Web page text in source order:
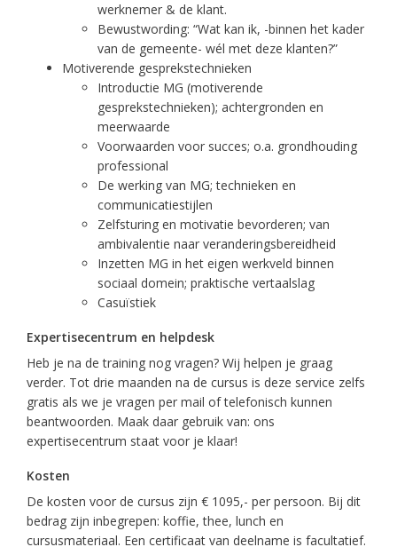
werknemer & de klant.
Bewustwording: “Wat kan ik, -binnen het kader
van de gemeente- wél met deze klanten?”
Motiverende gesprekstechnieken
Introductie MG (motiverende
gesprekstechnieken); achtergronden en
meerwaarde
Voorwaarden voor succes; o.a. grondhouding
professional
De werking van MG; technieken en
communicatiestijlen
Zelfsturing en motivatie bevorderen; van
ambivalentie naar veranderingsbereidheid
Inzetten MG in het eigen werkveld binnen
sociaal domein; praktische vertaalslag
Casuïstiek
Expertisecentrum en helpdesk
Heb je na de training nog vragen? Wij helpen je graag
verder. Tot drie maanden na de cursus is deze service zelfs
gratis als we je vragen per mail of telefonisch kunnen
beantwoorden. Maak daar gebruik van: ons
expertisecentrum staat voor je klaar!
Kosten
De kosten voor de cursus zijn € 1095,- per persoon. Bij dit
bedrag zijn inbegrepen: koffie, thee, lunch en
cursusmateriaal. Een certificaat van deelname is facultatief.